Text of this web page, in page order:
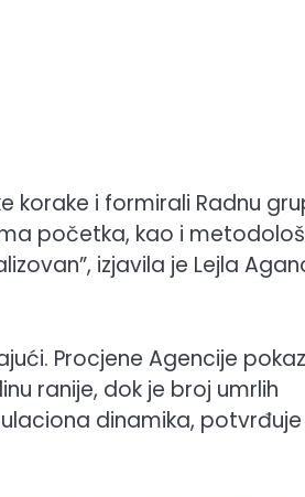
korake i formirali Radnu
početka, kao i
izjavila je Lejla
Procjene Agencije
ranije, dok je broj umrlih
dinamika,